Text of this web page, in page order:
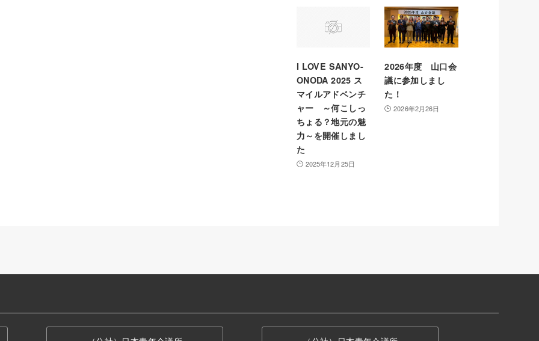
I LOVE SANYO-
ONODA 2025 ス
マイルアドベンチ
ャー ～何こしっ
ちょる？地元の魅
力～を開催しまし
た
2025年12月25日
2026年度 山口会
議に参加しまし
た！
2026年2月26日